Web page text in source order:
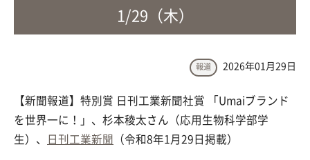
1/29（木）
報道 2026年01月29日
【新聞報道】特別賞 日刊工業新聞社賞 「Umaiブランド
を世界一に！」、杉本稜太さん（応用生物科学部学
生）、 日刊工業新聞 （令和8年1月29日掲載）